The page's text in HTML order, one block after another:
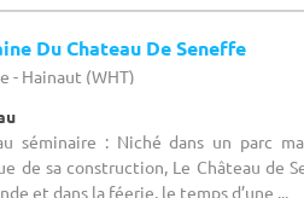
Du Chateau De Seneffe
- Hainaut (WHT)
séminaire : Niché dans un parc
de sa construction, Le Château de
et dans la féerie, le temps d’une ...